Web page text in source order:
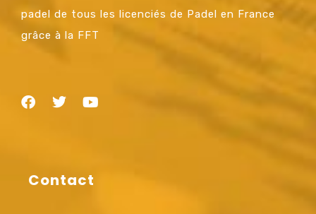
padel de tous les licenciés de Padel en France
grâce à la FFT
Contact